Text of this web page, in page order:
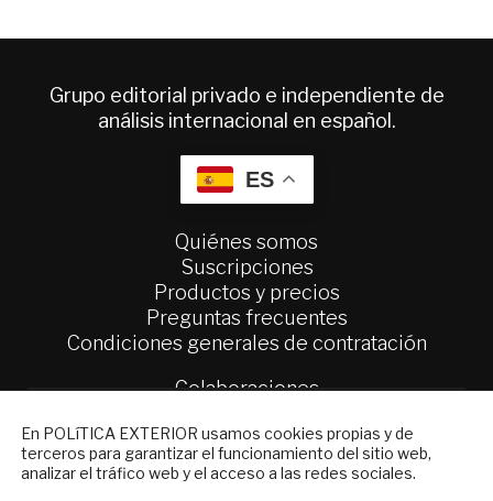
Grupo editorial privado e independiente de
análisis internacional en español.
ES
Quiénes somos
Suscripciones
Productos y precios
Preguntas frecuentes
Condiciones generales de contratación
Colaboraciones
Contacto
Política Exterior
En POLíTICA EXTERIOR usamos cookies propias y de
terceros para garantizar el funcionamiento del sitio web,
analizar el tráfico web y el acceso a las redes sociales.
NEWSLETTER
Suscríbase a nuestro boletín electrónico y
reciba en su correo el mejor análisis